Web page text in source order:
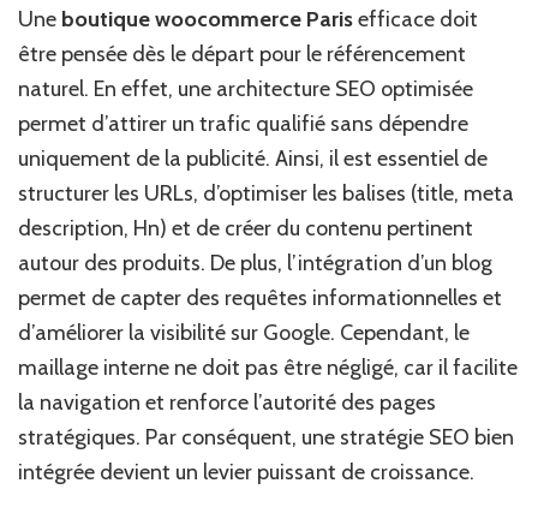
Une boutique woocommerce Parisefficace doit
être pensée dès le départ pour le référencement
naturel. En effet, une architecture SEO optimisée
permet d’attirer un trafic qualifié sans dépendre
uniquement de la publicité. Ainsi, il est essentiel de
structurer les URLs, d’optimiser les balises (title, meta
description, Hn) et de créer du contenu pertinent
autour des produits. De plus, l’intégration d’un blog
permet de capter des requêtes informationnelles et
d’améliorer la visibilité sur Google. Cependant, le
maillage interne ne doit pas être négligé, car il facilite
la navigation et renforce l’autorité des pages
stratégiques. Par conséquent, une stratégie SEO bien
intégrée devient un levier puissant de croissance.